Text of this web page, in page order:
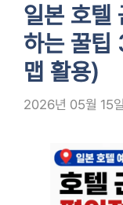
일본 호텔
하는 꿀팁
맵 활용)
2026년 05월 15일